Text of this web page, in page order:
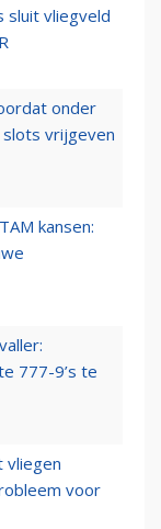
sluit vliegveld
onder
slots vrijgeven
kansen:
777-9’s te
vliegen
voor